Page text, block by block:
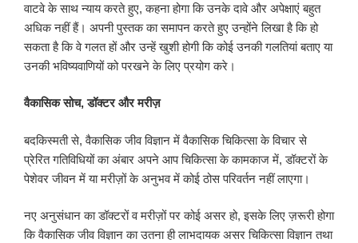
वाटवे के साथ न्याय करते हुए, कहना होगा कि उनके दावे और अपेक्षाएं बहुत
अधिक नहीं हैं। अपनी पुस्तक का समापन करते हुए उन्होंने लिखा है कि हो
सकता है कि वे गलत हों और उन्हें खुशी होगी कि कोई उनकी गलतियां बताए या
उनकी भविष्यवाणियों को परखने के लिए प्रयोग करे।
वैकासिक सोच,डॉक्टर और मरीज़
बदकिस्मती से, वैकासिक जीव विज्ञान में वैकासिक चिकित्सा के विचार से
प्रेरित गतिविधियों का अंबार अपने आप चिकित्सा के कामकाज में, डॉक्टरों के
पेशेवर जीवन में या मरीज़ों के अनुभव में कोई ठोस परिवर्तन नहीं लाएगा।
नए अनुसंधान का डॉक्टरों व मरीज़ों पर कोई असर हो, इसके लिए ज़रूरी होगा
कि वैकासिक जीव विज्ञान का उतना ही लाभदायक असर चिकित्सा विज्ञान तथा